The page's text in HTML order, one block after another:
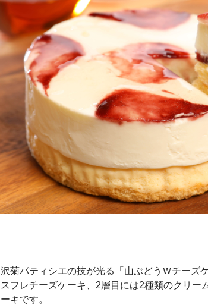
沢菊パティシエの技が光る「山ぶどうＷチーズ
スフレチーズケーキ、2層目には2種類のクリー
ーキです。